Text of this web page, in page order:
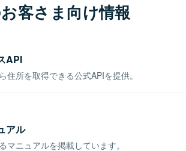
客さま向け情報
API
所を取得できる公式APIを提供。
アル
ニュアルを掲載しています。